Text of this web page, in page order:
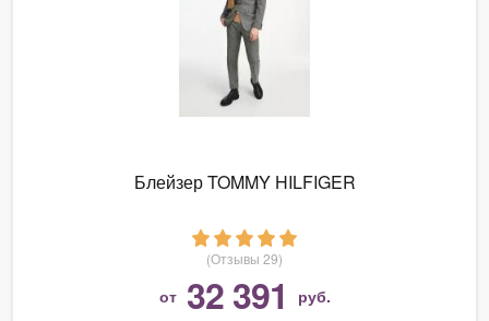
Блейзер TOMMY HILFIGER
(Отзывы 29)
от 32 391 руб.